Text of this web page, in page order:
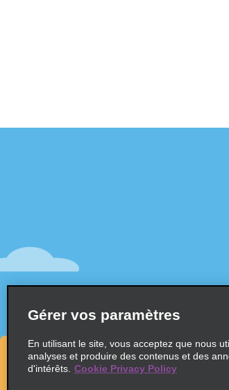
Réservations
Faire une réservation
Enregistrement accéléré
Ne pas passer par le comptoir
Trajets passés / Reçus
Gérer vos paramètres
En utilisant le site, vous acceptez que nous
analyses et produire des contenus et des
d'intérêts. Cookie Privacy Policy